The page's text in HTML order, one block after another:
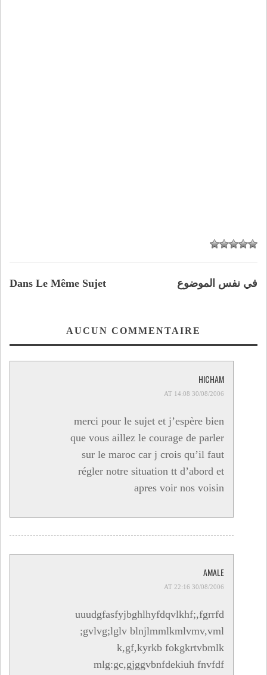
Dans Le Même Sujet في نفس الموضوع
AUCUN COMMENTAIRE
HICHAM
30/08/2006 AT 14:08
merci pour le sujet et j’espère bien
que vous aillez le courage de parler
sur le maroc car j crois qu’il faut
régler notre situation tt d’abord et
apres voir nos voisin
AMALE
30/08/2006 AT 22:16
uuudgfasfyjbghlhyfdqvlkhf;,fgrrfd
;gvlvg;lglv blnjlmmlkmlvmv,vml
k,gf,kyrkb fokgkrtvbmlk
mlg:gc,gjggvbnfdekiuh fnvfdf